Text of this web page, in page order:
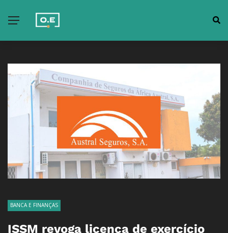
BANCA E FINANÇAS
ISSM revoga licença de exercício